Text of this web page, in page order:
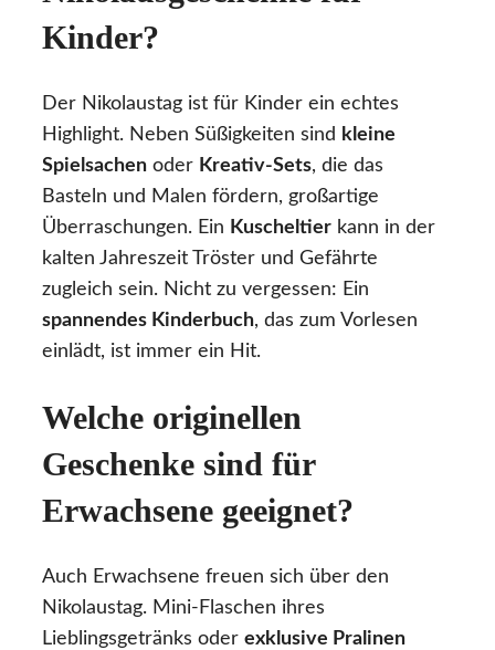
Kinder?
Der Nikolaustag ist für Kinder ein echtes
Highlight. Neben Süßigkeiten sind kleine
Spielsachen oder Kreativ-Sets, die das
Basteln und Malen fördern, großartige
Überraschungen. Ein Kuscheltier kann in der
kalten Jahreszeit Tröster und Gefährte
zugleich sein. Nicht zu vergessen: Ein
spannendes Kinderbuch, das zum Vorlesen
einlädt, ist immer ein Hit.
Welche originellen
Geschenke sind für
Erwachsene geeignet?
Auch Erwachsene freuen sich über den
Nikolaustag. Mini-Flaschen ihres
Lieblingsgetränks oder exklusive Pralinen